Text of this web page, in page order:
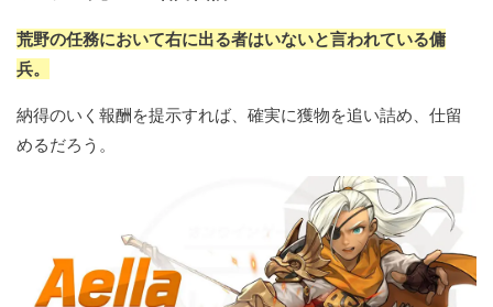
荒野の任務において右に出る者はいないと言われている傭
兵。
納得のいく報酬を提示すれば、確実に獲物を追い詰め、仕留
めるだろう。